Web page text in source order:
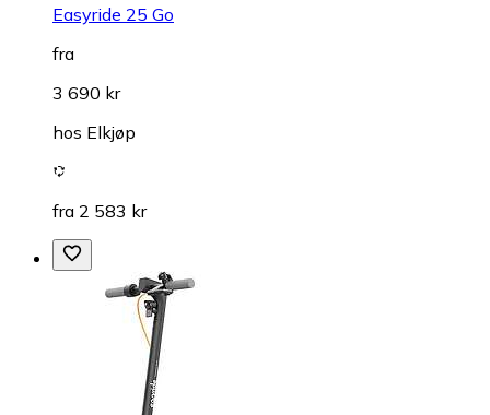
Easyride 25 Go
fra
3 690 kr
hos Elkjøp
fra 2 583 kr